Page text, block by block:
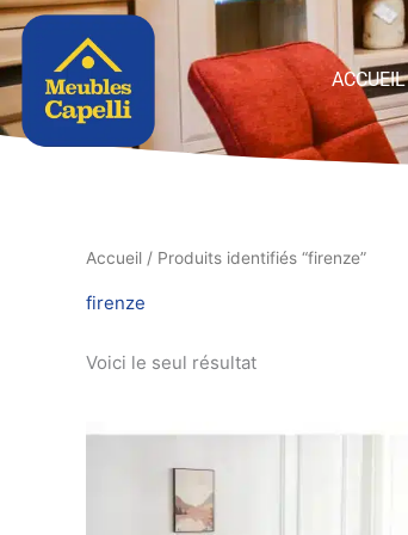
ACCUEIL
Accueil / Produits identifiés “firenze”
firenze
Voici le seul résultat
Panneau de gestion des cookies